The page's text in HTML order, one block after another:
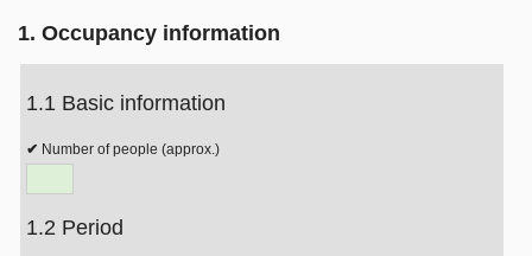
1. Occupancy information
1.1 Basic information
Number of people (approx.)
1.2 Period